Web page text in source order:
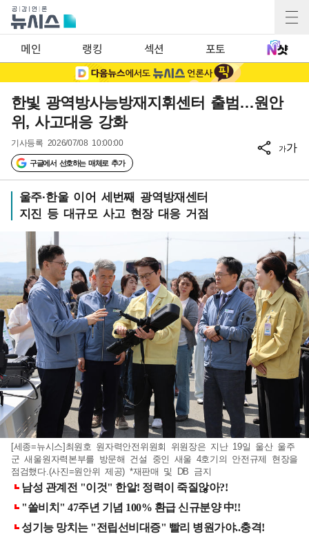
메인 랭킹 섹션 포토
한빛 광역방사능방재지휘센터 출범…원안
위, 사고대응 강화
기사등록 2026/07/08 10:00:00
구글에서 선호하는 매체로 추가
가가
울주·한울 이어 세번째 광역방재센터
지진 등 대규모 사고 현장 대응 거점
[세종=뉴시스]최원호 원자력안전위원회 위원장은 지난 19일 울산 울주
군 새울원자력본부를 방문해 건설 중인 새울 4호기의 안전규제 현장을
점검했다.(사진=원안위 제공) *재판매 및 DB 금지